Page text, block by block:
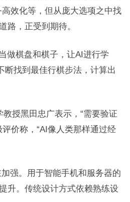
效化等，但从庞大选项之中找
路，正受到期待。
做棋盘和棋子，让AI进行学
断找到最佳行棋步法，计算出
授黑田忠广表示，“需要验证
价称，“AI像人类那样通过经
强。用于智能手机和服务器的
升。传统设计方式依赖熟练设